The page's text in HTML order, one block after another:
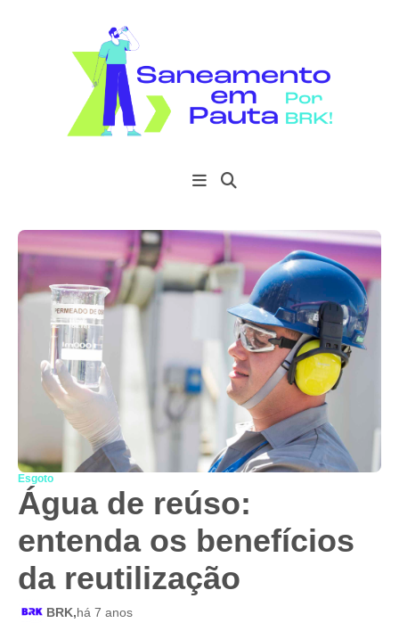
Esgoto
Água de reúso:
entenda os benefícios
da reutilização
BRK,há 7 anos